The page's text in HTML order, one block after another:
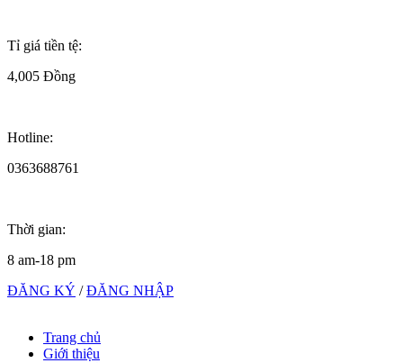
Tỉ giá tiền tệ:
4,005 Đồng
Hotline:
0363688761
Thời gian:
8 am-18 pm
ĐĂNG KÝ /ĐĂNG NHẬP
Trang chủ
Giới thiệu